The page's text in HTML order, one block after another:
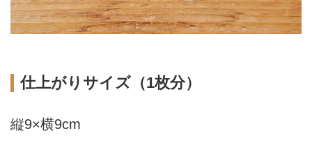
仕上がりサイズ（1枚分）
縦9×横9cm